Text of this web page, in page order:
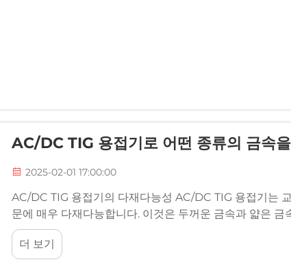
AC/DC TIG 용접기로 어떤 종류의 금속
2025-02-01 17:00:00
AC/DC TIG 용접기의 다재다능성 AC/DC TIG 용접기는
문에 매우 다재다능합니다. 이것은 두꺼운 금속과 얇은
예를 들어, 일하면서...
더 보기